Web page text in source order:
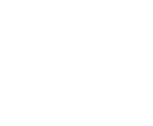
-y php php-fpm
php-fpm
php-fpm